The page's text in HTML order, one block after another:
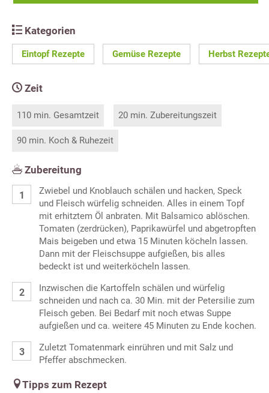
Kategorien
Eintopf Rezepte Gemüse Rezepte Herbst
Zeit
110 min. Gesamtzeit 20 min. Zubereitungszeit
90 min. Koch & Ruhezeit
Zubereitung
Zwiebel und Knoblauch schälen und hacken, Speck
und Fleisch würfelig schneiden. Alles in einem Topf
mit erhitztem Öl anbraten. Mit Balsamico ablöschen.
Tomaten (zerdrücken), Paprikawürfel und abgetropften
Mais beigeben und etwa 15 Minuten köcheln lassen.
Dann mit der Fleischsuppe aufgießen, bis alles
bedeckt ist und weiterköcheln lassen.
Inzwischen die Kartoffeln schälen und würfelig
schneiden und nach ca. 30 Min. mit der Petersilie zum
Fleisch geben. Bei Bedarf mit noch etwas Suppe
aufgießen und ca. weitere 45 Minuten zu Ende kochen.
Zuletzt Tomatenmark einrühren und mit Salz und
Pfeffer abschmecken.
Tipps zum Rezept